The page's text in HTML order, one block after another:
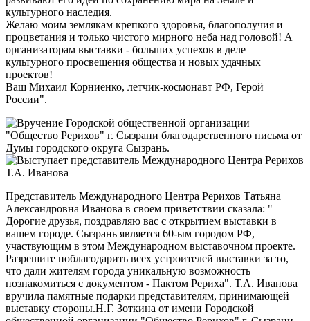
культурного наследия.
Желаю моим землякам крепкого здоровья, благополучия и
процветания и только чистого мирного неба над головой! А
организаторам выставки - больших успехов в деле
культурного просвещения общества и новых удачных
проектов!
Ваш Михаил Корниенко, летчик-космонавт РФ, Герой
России".
Представитель Международного Центра Рерихов Татьяна
Александровна Иванова в своем приветствии сказала: "
Дорогие друзья, поздравляю вас с открытием выставки в
вашем городе. Сызрань является 60-ым городом РФ,
участвующим в этом Международном выставочном проекте.
Разрешите поблагодарить всех устроителей выставки за то,
что дали жителям города уникальную возможность
познакомиться с документом - Пактом Рериха". Т.А. Иванова
вручила памятные подарки представителям, принимающей
выставку стороны.Н.Г. Зоткина от имени Городской